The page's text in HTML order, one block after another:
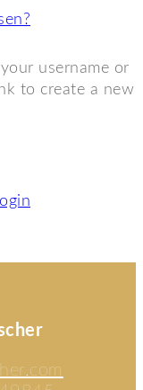
username or
to create a new